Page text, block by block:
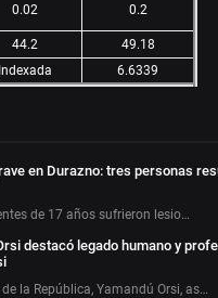
0.02 0.2
44.2
49.18
Indexada 6.6339
en Durazno: tres personas
de 17 años sufrieron lesio…
destacó legado humano y
la República, Yamandú Orsi, as…